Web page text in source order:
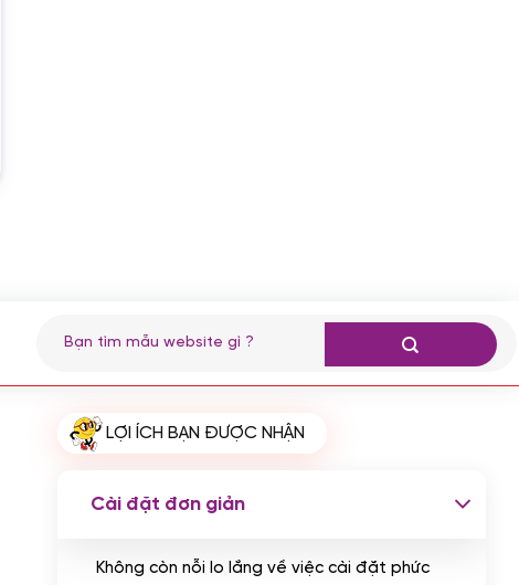
Cài đặt plugin theo yêu cầu
(+100.000 VND)
qua ngân hàng vietcombank,
kiếm:
LỢI ÍCH BẠN ĐƯỢC NHẬN
Cài đặt đơn giản
Không còn nỗi lo lắng về việc cài đặt phức